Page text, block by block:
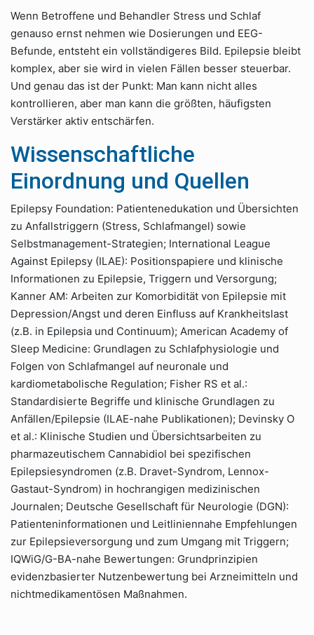
Wenn Betroffene und Behandler Stress und Schlaf
genauso ernst nehmen wie Dosierungen und EEG-
Befunde, entsteht ein vollständigeres Bild. Epilepsie bleibt
komplex, aber sie wird in vielen Fällen besser steuerbar.
Und genau das ist der Punkt: Man kann nicht alles
kontrollieren, aber man kann die größten, häufigsten
Verstärker aktiv entschärfen.
Wissenschaftliche
Einordnung und Quellen
Epilepsy Foundation: Patientenedukation und Übersichten
zu Anfallstriggern (Stress, Schlafmangel) sowie
Selbstmanagement-Strategien; International League
Against Epilepsy (ILAE): Positionspapiere und klinische
Informationen zu Epilepsie, Triggern und Versorgung;
Kanner AM: Arbeiten zur Komorbidität von Epilepsie mit
Depression/Angst und deren Einfluss auf Krankheitslast
(z.B. in Epilepsia und Continuum); American Academy of
Sleep Medicine: Grundlagen zu Schlafphysiologie und
Folgen von Schlafmangel auf neuronale und
kardiometabolische Regulation; Fisher RS et al.:
Standardisierte Begriffe und klinische Grundlagen zu
Anfällen/Epilepsie (ILAE-nahe Publikationen); Devinsky O
et al.: Klinische Studien und Übersichtsarbeiten zu
pharmazeutischem Cannabidiol bei spezifischen
Epilepsiesyndromen (z.B. Dravet-Syndrom, Lennox-
Gastaut-Syndrom) in hochrangigen medizinischen
Journalen; Deutsche Gesellschaft für Neurologie (DGN):
Patienteninformationen und Leitliniennahe Empfehlungen
zur Epilepsieversorgung und zum Umgang mit Triggern;
IQWiG/G-BA-nahe Bewertungen: Grundprinzipien
evidenzbasierter Nutzenbewertung bei Arzneimitteln und
nichtmedikamentösen Maßnahmen.